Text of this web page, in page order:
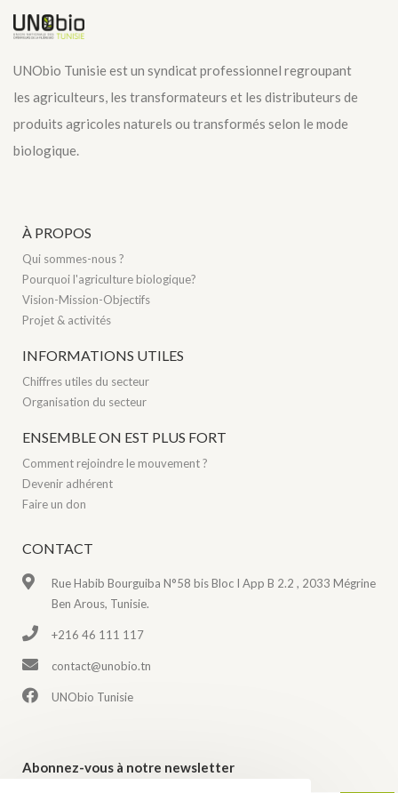
UNObio Tunisie est un syndicat professionnel regroupant
les agriculteurs, les transformateurs et les distributeurs de
produits agricoles naturels ou transformés selon le mode
biologique.
À PROPOS
Qui sommes-nous ?
Pourquoi l'agriculture biologique?
Vision-Mission-Objectifs
Projet & activités
INFORMATIONS UTILES
Chiffres utiles du secteur
Organisation du secteur
ENSEMBLE ON EST PLUS FORT
Comment rejoindre le mouvement ?
Devenir adhérent
Faire un don
CONTACT
Rue Habib Bourguiba N°58 bis Bloc I App B 2.2 , 2033 Mégrine
Ben Arous, Tunisie.
+216 46 111 117
contact@unobio.tn
UNObio Tunisie
Abonnez-vous à notre newsletter